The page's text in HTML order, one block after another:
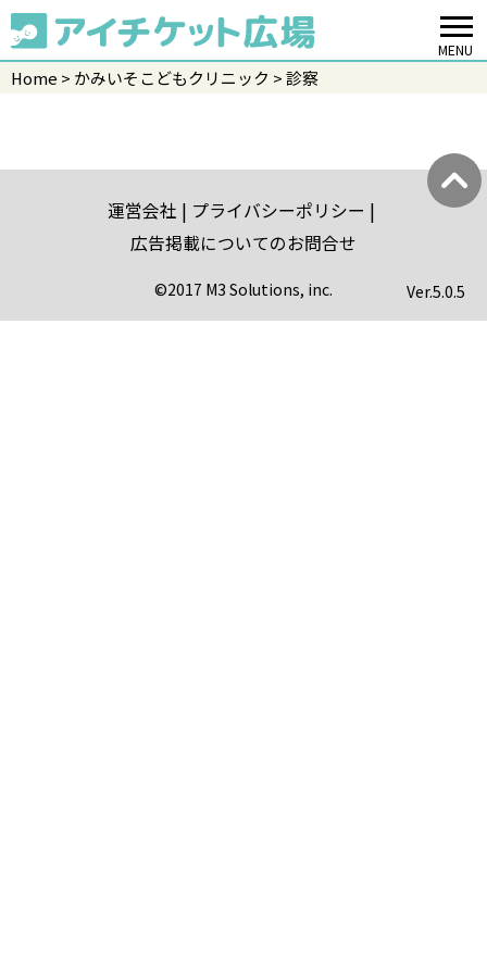
MENU
Home かみいそこどもクリニック 診察
運営会社
プライバシーポリシー
広告掲載についてのお問合せ
©2017 M3 Solutions, inc. Ver.5.0.5